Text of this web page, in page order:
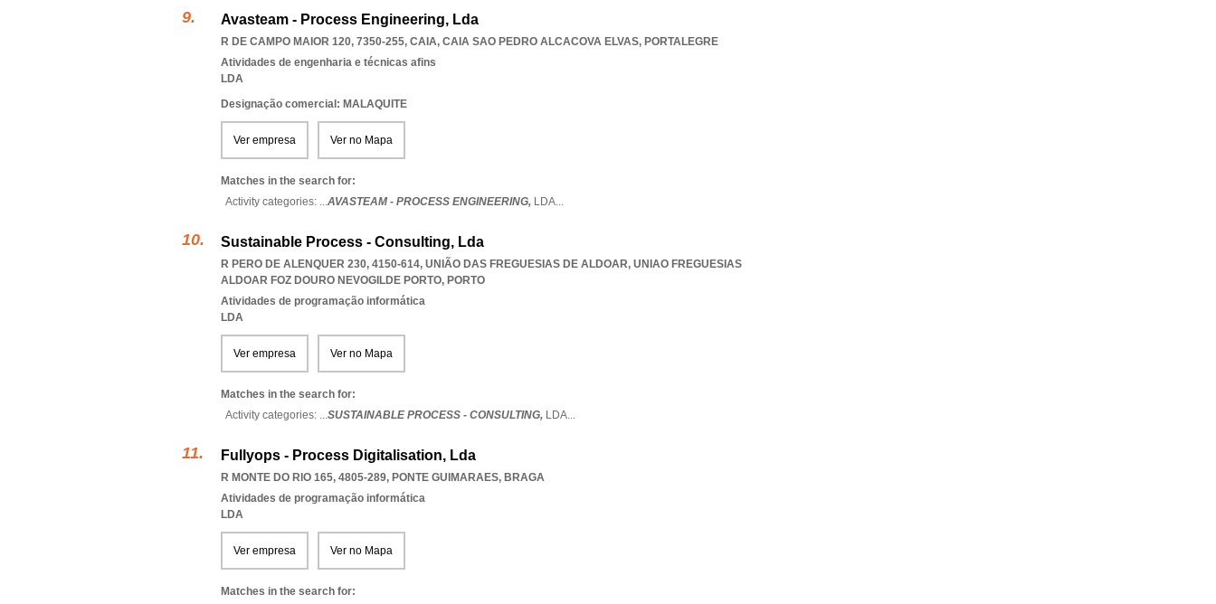
Avasteam - Process Engineering, Lda
R DE CAMPO MAIOR 120, 7350-255, CAIA, CAIA SAO PEDRO ALCACOVA ELVAS, PORTALEGRE
Atividades de engenharia e técnicas afins
LDA
Designação comercial: MALAQUITE
Ver empresa Ver no Mapa
Matches in the search for:
Activity categories: ...AVASTEAM - PROCESS ENGINEERING, LDA...
Sustainable Process - Consulting, Lda
R PERO DE ALENQUER 230, 4150-614, UNIÃO DAS FREGUESIAS DE ALDOAR, UNIAO FREGUESIAS
ALDOAR FOZ DOURO NEVOGILDE PORTO, PORTO
Atividades de programação informática
LDA
Ver empresa Ver no Mapa
Matches in the search for:
Activity categories: ...SUSTAINABLE PROCESS - CONSULTING, LDA...
Fullyops - Process Digitalisation, Lda
R MONTE DO RIO 165, 4805-289, PONTE GUIMARAES, BRAGA
Atividades de programação informática
LDA
Ver empresa Ver no Mapa
Matches in the search for: